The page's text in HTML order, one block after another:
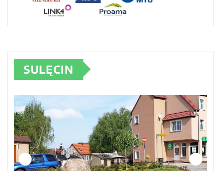
SULĘCIN